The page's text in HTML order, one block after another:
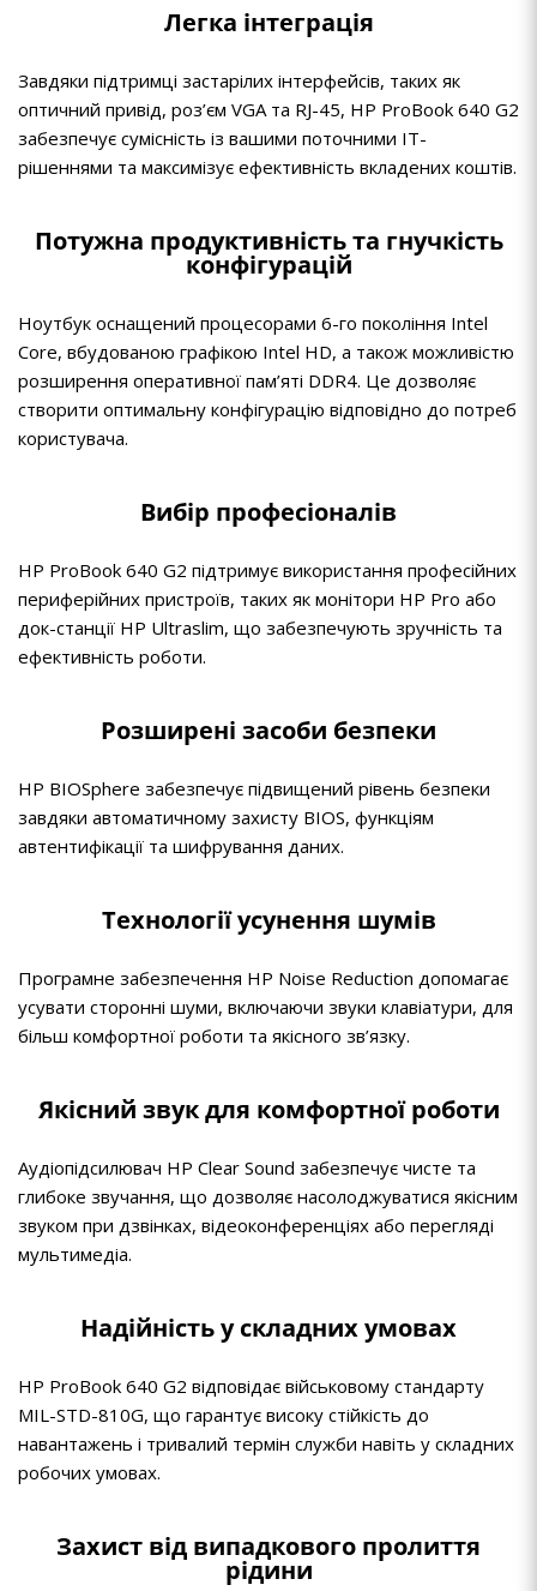
Легка інтеграція
Завдяки підтримці застарілих інтерфейсів, таких як
оптичний привід, роз’єм VGA та RJ-45, HP ProBook 640 G2
забезпечує сумісність із вашими поточними ІТ-
рішеннями та максимізує ефективність вкладених коштів.
Потужна продуктивність та гнучкість
конфігурацій
Ноутбук оснащений процесорами 6-го покоління Intel
Core, вбудованою графікою Intel HD, а також можливістю
розширення оперативної пам’яті DDR4. Це дозволяє
створити оптимальну конфігурацію відповідно до потреб
користувача.
Вибір професіоналів
HP ProBook 640 G2 підтримує використання професійних
периферійних пристроїв, таких як монітори HP Pro або
док-станції HP Ultraslim, що забезпечують зручність та
ефективність роботи.
Розширені засоби безпеки
HP BIOSphere забезпечує підвищений рівень безпеки
завдяки автоматичному захисту BIOS, функціям
автентифікації та шифрування даних.
Технології усунення шумів
Програмне забезпечення HP Noise Reduction допомагає
усувати сторонні шуми, включаючи звуки клавіатури, для
більш комфортної роботи та якісного зв’язку.
Якісний звук для комфортної роботи
Аудіопідсилювач HP Clear Sound забезпечує чисте та
глибоке звучання, що дозволяє насолоджуватися якісним
звуком при дзвінках, відеоконференціях або перегляді
мультимедіа.
Надійність у складних умовах
HP ProBook 640 G2 відповідає військовому стандарту
MIL-STD-810G, що гарантує високу стійкість до
навантажень і тривалий термін служби навіть у складних
робочих умовах.
Захист від випадкового пролиття
рідини